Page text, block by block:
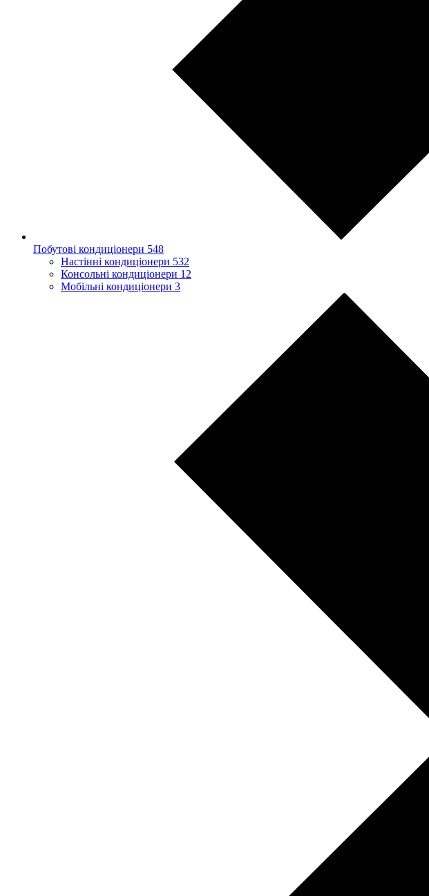
Побутові кондиціонери 548
Настінні кондиціонери 532
Консольні кондиціонери 12
Мобільні кондиціонери 3